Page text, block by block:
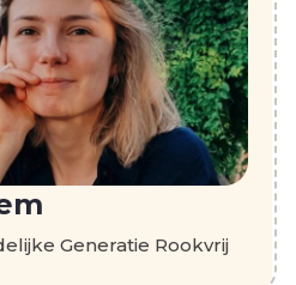
Generatie Rookvrij